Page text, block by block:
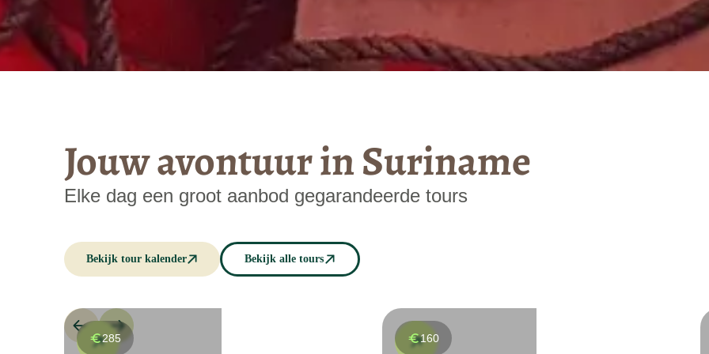
Jouw avontuur in Suriname
Elke dag een groot aanbod gegarandeerde tours
Bekijk tour kalender Bekijk alle tours
285 160